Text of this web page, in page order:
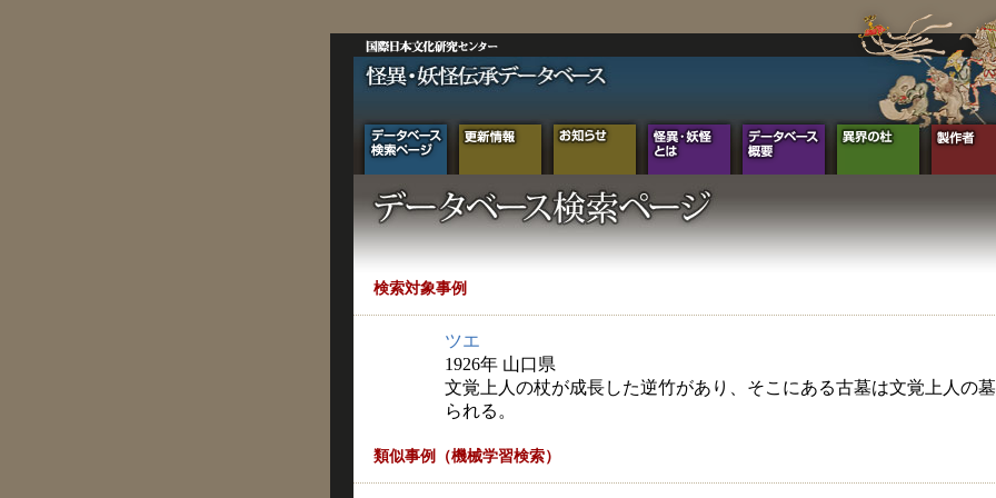
検索対象事例
ツエ
1926年 山口県
文覚上人の杖が成長した逆竹があり、そこにある古墓は文覚上人の
られる。
類似事例（機械学習検索）